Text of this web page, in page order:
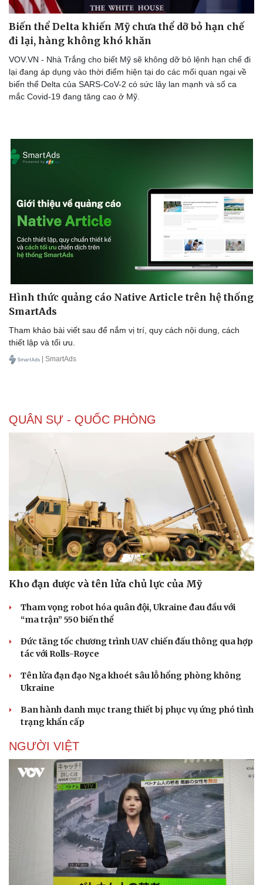
Văn hóa
Sân khấu - Điện ảnh
Văn học
Âm nhạc
Di sản
Giải trí
Nghệ sĩ
Thời trang
Sao Việt
Biến thể Delta khiến Mỹ chưa thể dỡ bỏ hạn chế
đi lại, hàng không khó khăn
VOV.VN - Nhà Trắng cho biết Mỹ sẽ không dỡ bỏ lệnh hạn chế đi
lại đang áp dụng vào thời điểm hiện tại do các mối quan ngại về
biến thể Delta của SARS-CoV-2 có sức lây lan mạnh và số ca
mắc Covid-19 đang tăng cao ở Mỹ.
Hình thức quảng cáo Native Article trên hệ thống
SmartAds
Tham khảo bài viết sau để nắm vị trí, quy cách nội dung, cách
thiết lập và tối ưu.
| SmartAds
QUÂN SỰ - QUỐC PHÒNG
Kho đạn dược và tên lửa chủ lực của Mỹ
Tham vọng robot hóa quân đội, Ukraine đau đầu với
“ma trận” 550 biến thể
Đức tăng tốc chương trình UAV chiến đấu thông qua hợp
tác với Rolls-Royce
Tên lửa đạn đạo Nga khoét sâu lỗ hổng phòng không
Ukraine
Ban hành danh mục trang thiết bị phục vụ ứng phó tình
trạng khẩn cấp
NGƯỜI VIỆT